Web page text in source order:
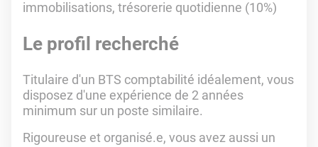
immobilisations, trésorerie quotidienne (10%)
Le profil recherché
Titulaire d'un BTS comptabilité idéalement, vous
disposez d'une expérience de 2 années
minimum sur un poste similaire.
Rigoureuse et organisé.e, vous avez aussi un